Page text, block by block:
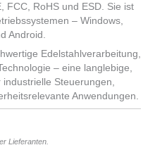
FCC, RoHS und ESD. Sie ist
– Windows,
Android.
Edelstahlverarbeitung,
– eine langlebige,
Steuerungen,
Anwendungen.
Lieferanten.